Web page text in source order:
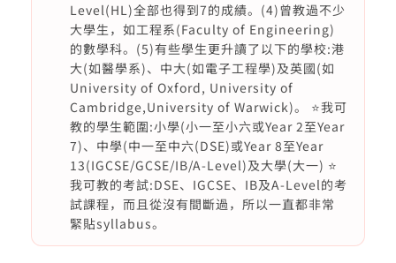
Level(HL)全部也得到7的成績。(4)曾教過不少
大學生，如工程系(Faculty of Engineering)
的數學科。(5)有些學生更升讀了以下的學校:港
大(如醫學系)、中大(如電子工程學)及英國(如
University of Oxford, University of
Cambridge,University of Warwick)。 ⭐️我可
教的學生範圍:小學(小一至小六或Year 2至Year
7)、中學(中一至中六(DSE)或Year 8至Year
13(IGCSE/GCSE/IB/A-Level)及大學(大一) ⭐️
我可教的考試:DSE、IGCSE、IB及A-Level的考
試課程，而且從沒有間斷過，所以一直都非常
緊貼syllabus。